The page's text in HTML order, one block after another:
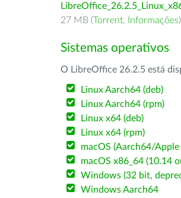
27 MB (Torrent, Informações)
Sistemas operativos
O LibreOffice 26.2.5 está
Linux Aarch64 (deb)
Linux Aarch64 (rpm)
Linux x64 (deb)
Linux x64 (rpm)
macOS (Aarch64/Apple
macOS x86_64 (10.14
Windows (32 bit,
Windows Aarch64